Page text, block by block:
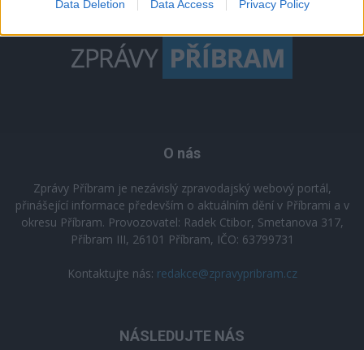
Data Deletion Data Access Privacy Policy
O nás
Zprávy Příbram je nezávislý zpravodajský webový portál,
přinášející informace především o aktuálním dění v Příbrami a v
okresu Příbram. Provozovatel: Radek Ctibor, Smetanova 317,
Příbram III, 26101 Příbram, IČO: 63799731
Kontaktujte nás: redakce@zpravypribram.cz
NÁSLEDUJTE NÁS